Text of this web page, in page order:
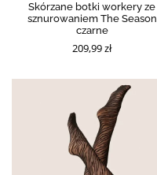
Skórzane botki workery ze
sznurowaniem The Season
czarne
209,99 zł